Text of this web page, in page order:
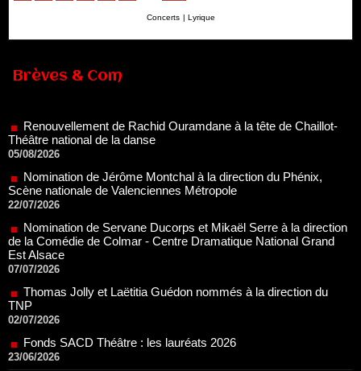
Concerts Lyrique
Brèves & Com
Renouvellement de Rachid Ouramdane à la tête de Chaillot-
Théâtre national de la danse
Nomination de Jérôme Montchal à la direction du Phénix,
Scène nationale de Valenciennes Métropole
22/07/2026
Nomination de Servane Ducorps et Mikaël Serre à la direction
de la Comédie de Colmar - Centre Dramatique National Grand
Est Alsace
Thomas Jolly et Laëtitia Guédon nommés à la direction du
TNP
02/07/2026
Fonds SACD Théâtre : les lauréats 2026
23/06/2026
Dispositif ARTCENA Écrire pour le cirque, les lauréats 2026 !
20/06/2026
Le palmarès des prix SACD 2026